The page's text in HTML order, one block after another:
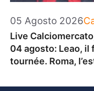
05 Agosto 2026
Live
04 agosto: Leao, il
tournée. Roma,